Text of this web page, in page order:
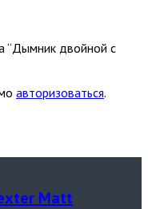
“Дымник двойной с
авторизоваться.
Matt